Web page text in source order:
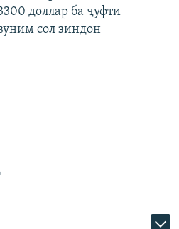
доллар ба ҷуфти
сол зиндон